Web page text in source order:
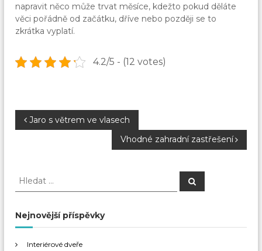
napravit něco může trvat měsíce, kdežto pokud děláte
věci pořádně od začátku, dříve nebo později se to
zkrátka vyplatí.
4.2/5 - (12 votes)
N
v
g
Jaro s větrem ve vlasech
Vhodné zahradní zastřešení
H
d
a
H
l
Nejnovější příspěvky
Interiérové dveře